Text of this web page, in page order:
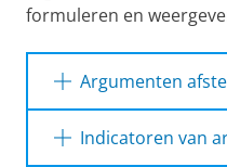
formuleren en
Argumenten
Om je lezer of
belangrijk dat je
Indicatoren van